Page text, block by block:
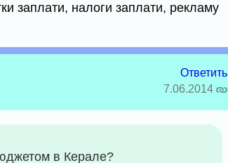
заплати, налоги заплати, рекламу
Ответить
7.06.2014
в Керале?